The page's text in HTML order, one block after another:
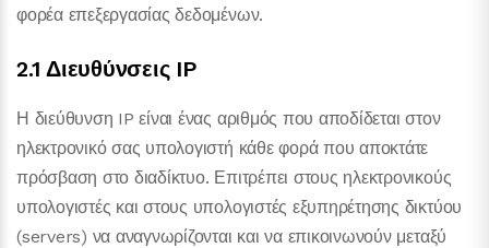
φορέα επεξεργασίας δεδομένων.
2.1 Διευθύνσεις IP
Η διεύθυνση IP είναι ένας αριθμός που αποδίδεται στον
ηλεκτρονικό σας υπολογιστή κάθε φορά που αποκτάτε
πρόσβαση στο διαδίκτυο. Επιτρέπει στους ηλεκτρονικούς
υπολογιστές και στους υπολογιστές εξυπηρέτησης δικτύου
(servers) να αναγνωρίζονται και να επικοινωνούν μεταξύ